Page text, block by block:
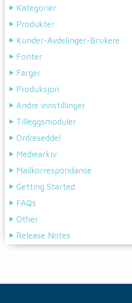
Kategorier
Produkter
Kunder-Avdelinger-Brukere
Fonter
Farger
Produksjon
Andre innstillinger
Tilleggsmoduler
Ordreseddel
Mediearkiv
Mailkorrespondanse
Getting Started
FAQs
Other
Release Notes